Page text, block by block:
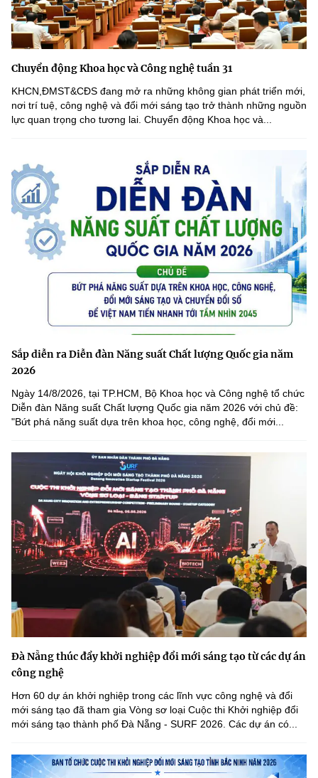
Chuyển động Khoa học và Công nghệ tuần 31
KHCN,ĐMST&CĐS đang mở ra những không gian phát triển mới,
nơi trí tuệ, công nghệ và đổi mới sáng tạo trở thành những nguồn
lực quan trọng cho tương lai. Chuyển động Khoa học và...
Sắp diễn ra Diễn đàn Năng suất Chất lượng Quốc gia năm
2026
Ngày 14/8/2026, tại TP.HCM, Bộ Khoa học và Công nghệ tổ chức
Diễn đàn Năng suất Chất lượng Quốc gia năm 2026 với chủ đề:
"Bứt phá năng suất dựa trên khoa học, công nghệ, đổi mới...
Đà Nẵng thúc đẩy khởi nghiệp đổi mới sáng tạo từ các dự án
công nghệ
Hơn 60 dự án khởi nghiệp trong các lĩnh vực công nghệ và đổi
mới sáng tạo đã tham gia Vòng sơ loại Cuộc thi Khởi nghiệp đổi
mới sáng tạo thành phố Đà Nẵng - SURF 2026. Các dự án có...